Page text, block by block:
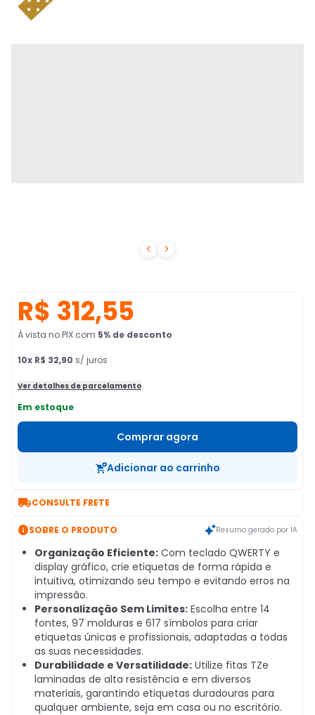
 
R$ 312,55
À vista no PIX com 5% de desconto
10x R$ 32,90 s/ juros
Ver detalhes de parcelamento
Em estoque
Comprar agora
Adicionar ao carrinho
CONSULTE FRETE
SOBRE O PRODUTO Resumo gerado por IA
Organização Eficiente: Com teclado QWERTY e
display gráfico, crie etiquetas de forma rápida e
intuitiva, otimizando seu tempo e evitando erros na
impressão.
Personalização Sem Limites: Escolha entre 14
fontes, 97 molduras e 617 símbolos para criar
etiquetas únicas e profissionais, adaptadas a todas
as suas necessidades.
Durabilidade e Versatilidade: Utilize fitas TZe
laminadas de alta resistência e em diversos
materiais, garantindo etiquetas duradouras para
qualquer ambiente, seja em casa ou no escritório.